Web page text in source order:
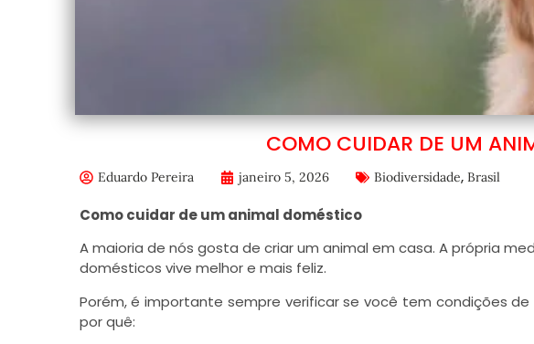
COMO CUIDAR DE UM
Eduardo Pereira janeiro 5, 2026 Biodiversidade, Brasil
Como cuidar de um animal doméstico
A maioria de nós gosta de criar um animal em casa. A própria
domésticos vive melhor e mais feliz.
Porém, é importante sempre verificar se você tem condições
por quê: